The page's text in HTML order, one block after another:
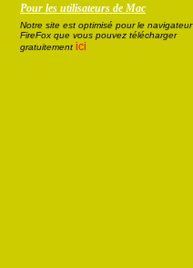
Pour les utilisateurs de Mac
Notre site est optimisé pour le navigateur
FireFox que vous pouvez télécharger
gratuitement ici